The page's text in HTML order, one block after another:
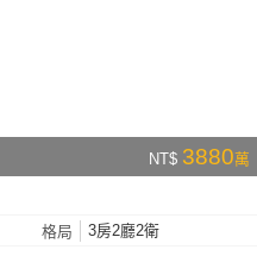
NT$ 3880萬
格局 3房2廳2衛